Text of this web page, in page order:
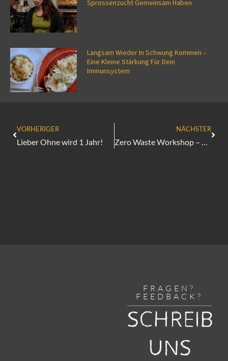
Sprossenzucht Gemeinsam Haben
Langsam Wieder In Schwung Kommen –
Eine Kleine Stärkung Für Dein
Immunsystem
VORHERIGER
Lieber Ohne wird 1 Jahr!
NÄCHSTER
FRAGEN?
FEEDBACK?
SCHREIB
UNS